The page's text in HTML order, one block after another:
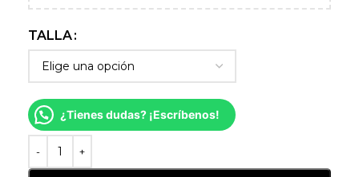
TALLA
¿Tienes dudas? ¡Escríbenos!